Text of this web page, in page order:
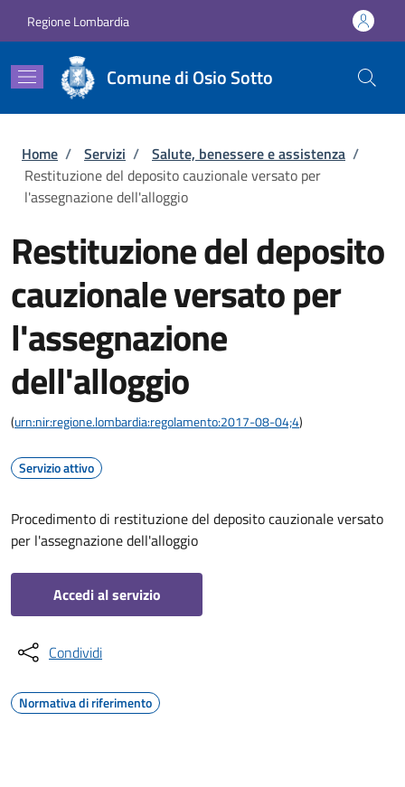
Regione Lombardia
Comune di Osio Sotto
Briciole di pane
Home / Servizi / Salute, benessere e assistenza /
Restituzione del deposito cauzionale versato per
l'assegnazione dell'alloggio
Restituzione del deposito
cauzionale versato per
l'assegnazione
dell'alloggio
(urn:nir:regione.lombardia:regolamento:2017-08-04;4)
Servizio attivo
Procedimento di restituzione del deposito cauzionale versato
per l'assegnazione dell'alloggio
Accedi al servizio
Condividi
Normativa di riferimento